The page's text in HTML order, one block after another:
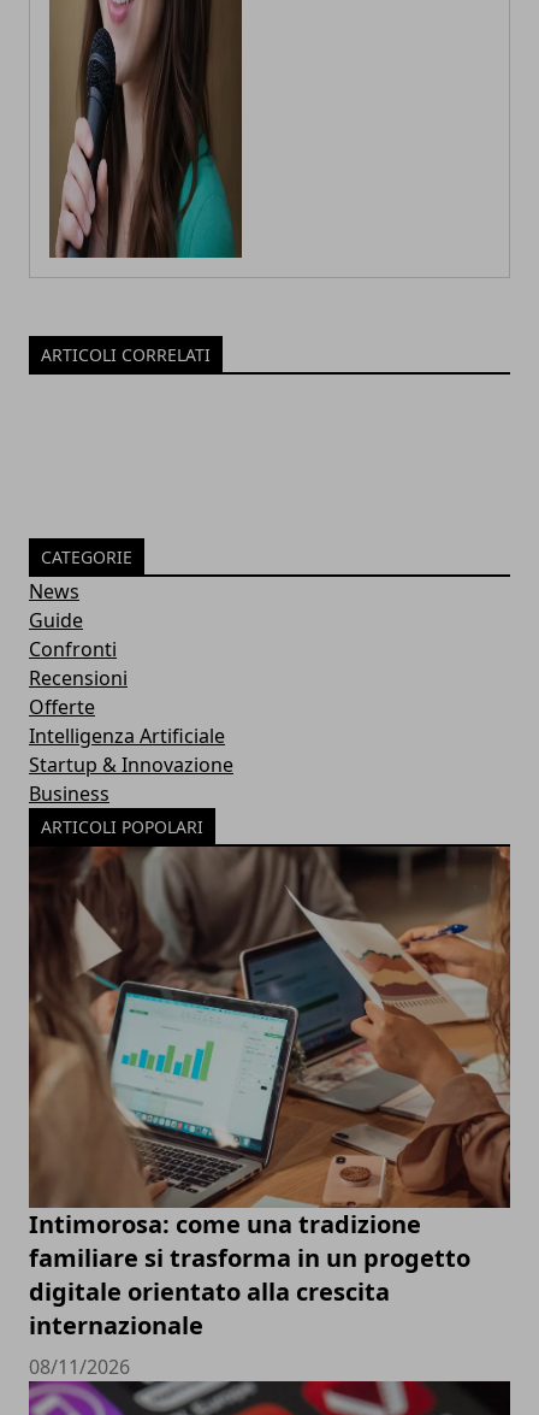
ARTICOLI CORRELATI
CATEGORIE
News
Guide
Confronti
Recensioni
Offerte
Intelligenza Artificiale
Startup & Innovazione
Business
ARTICOLI POPOLARI
Intimorosa: come una tradizione
familiare si trasforma in un progetto
digitale orientato alla crescita
internazionale
08/11/2026